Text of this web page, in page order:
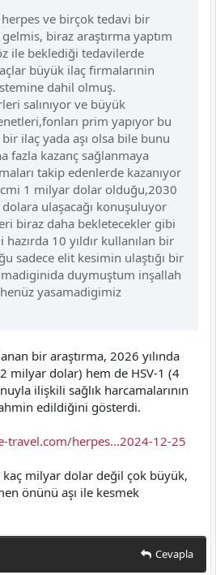
herpes ve birçok tedavi bir
biraz araştırma yaptım
ile beklediği tedavilerde
büyük ilaç firmalarınin
dahil olmuş.
salınıyor ve büyük
prim yapıyor bu
bir ilaç yada aşı olsa bile bunu
fazla kazanç sağlanmaya
takip edenlerde kazanıyor
1 milyar dolar olduğu,2030
ulaşacağı konuşuluyor
biraz daha bekletecekler gibi
10 yıldır kullanılan bir
sadece elit kesimin ulaştığı bir
duymuştum inşallah
yasamadigimiz
bir araştırma, 2026 yılında
milyar dolar) hem de HSV-1 (4
ilişkili sağlık harcamalarının
edildiğini gösterdi.
travel.com/herpes...2024-12-25
kaç milyar dolar değil çok büyük,
önünü aşı ile kesmek
Cevapla